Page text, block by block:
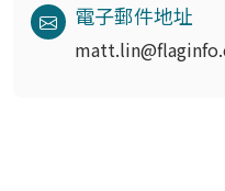
電子郵件地址